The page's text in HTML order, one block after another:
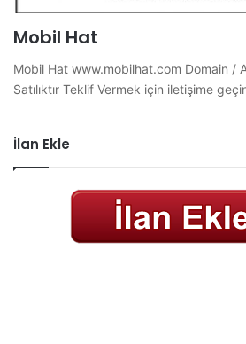
Mobil Hat
Mobil Hat www.mobilhat.com Domain /
Satılıktır Teklif Vermek için iletişime
İlan Ekle